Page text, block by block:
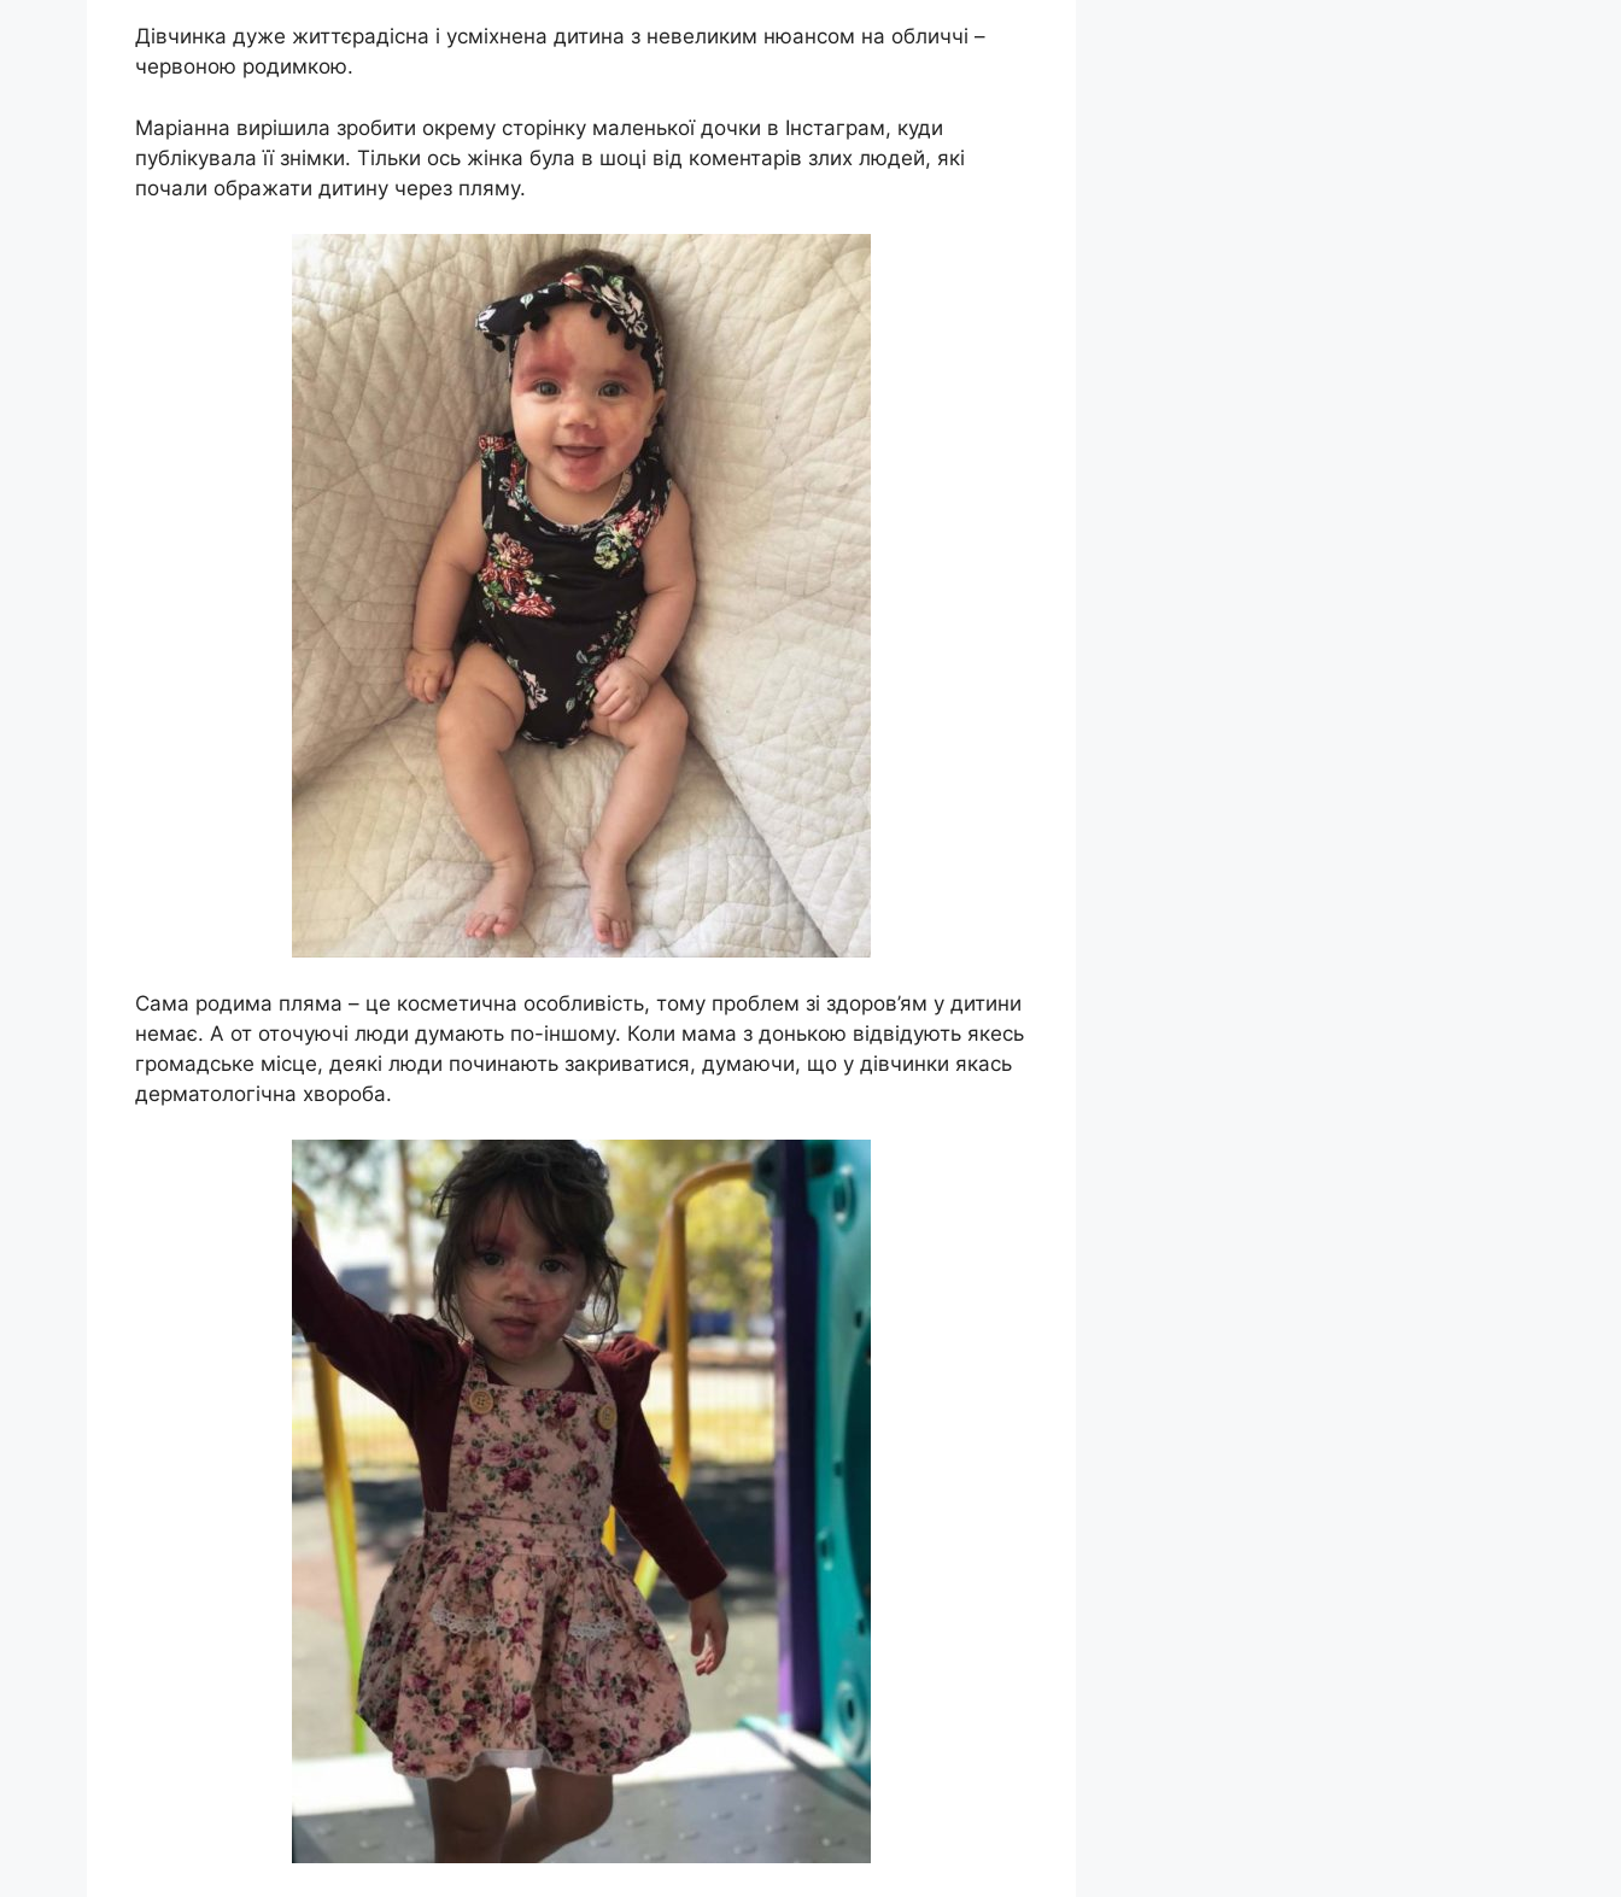
Дівчинка дуже життєрадісна і усміхнена дитина з невеликим нюансом на обличчі –
червоною родимкою.
Маріанна вирішила зробити окрему сторінку маленької дочки в Інстаграм, куди
публікувала її знімки. Тільки ось жінка була в шоці від коментарів злих людей, які
почали ображати дитину через пляму.
Сама родима пляма – це косметична особливість, тому проблем зі здоров’ям у дитини
немає. А от оточуючі люди думають по-іншому. Коли мама з донькою відвідують якесь
громадське місце, деякі люди починають закриватися, думаючи, що у дівчинки якась
дерматологічна хвороба.